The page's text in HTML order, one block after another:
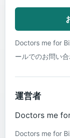
Doctors me for
ールでのお問い
運営者
Doctors me for
Doctors me for